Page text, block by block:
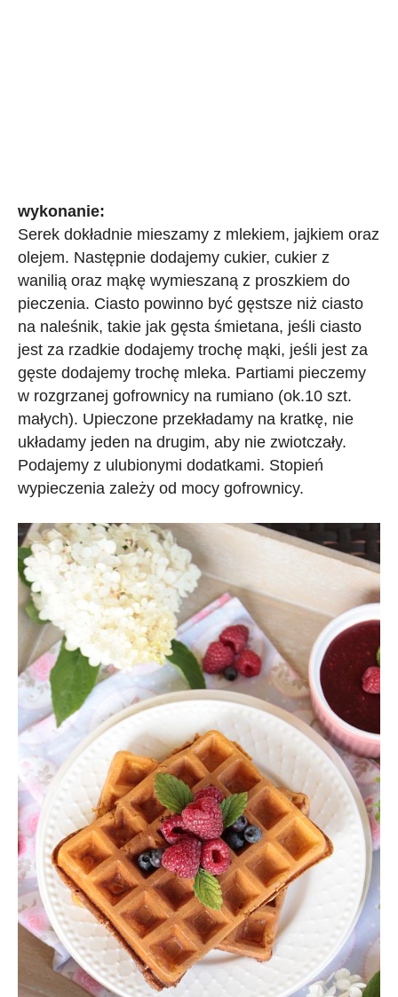
wykonanie:
Serek dokładnie mieszamy z mlekiem, jajkiem oraz
olejem. Następnie dodajemy cukier, cukier z
wanilią oraz mąkę wymieszaną z proszkiem do
pieczenia. Ciasto powinno być gęstsze niż ciasto
na naleśnik, takie jak gęsta śmietana, jeśli ciasto
jest za rzadkie dodajemy trochę mąki, jeśli jest za
gęste dodajemy trochę mleka. Partiami pieczemy
w rozgrzanej gofrownicy na rumiano (ok.10 szt.
małych). Upieczone przekładamy na kratkę, nie
układamy jeden na drugim, aby nie zwiotczały.
Podajemy z ulubionymi dodatkami. Stopień
wypieczenia zależy od mocy gofrownicy.